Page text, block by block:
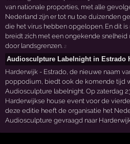
van nationale proporties, met alle
Nederland zijn er tot nu toe duizenden
die het virus hebben opgelopen. En dit
breidt zich met een ongekende snelheid
door landsgrenzen. 2
Audiosculpture Labelnight in Estrado
Harderwijk - Estrado, de nieuwe naam
poppodium, biedt ook de komende tijd
Audiosculpture labelnight. Op zaterdag
Harderwijkse house event voor de
deze editie heeft de organisatie het
Audiosculpture gevraagd naar